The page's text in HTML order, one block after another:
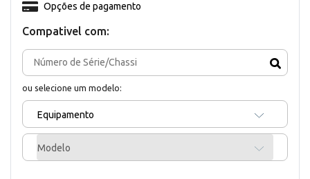
Compativel com:
ou selecione um modelo:
Equipamento
Modelo
Opções de pagamento